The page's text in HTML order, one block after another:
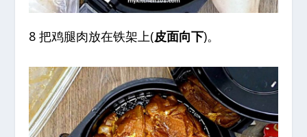
8 把鸡腿肉放在铁架上(皮面向下)。